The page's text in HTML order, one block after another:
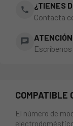
phone
¿TIENES
Contacta
chat
Escríbenos
COMPATIBLE
El número de